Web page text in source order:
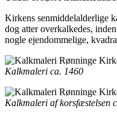
Kirkens senmiddelalderlige
dog atter overkalkedes,
nogle ejendommelige,
Kalkmaleri ca. 1460
Kalkmaleri af korsfæstelsen